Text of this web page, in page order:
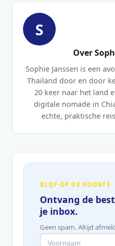
S
Over
Sophie Janssen is een
Thailand door en door
20 keer naar het land
digitale nomade in
echte, praktische
BLIJF OP DE HOOGTE
Ontvang de
je inbox.
Geen spam. Altijd